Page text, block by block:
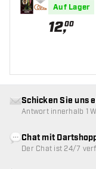
gs
Auf Lager
12,00
Schicken Sie uns
Antwort innerhalb 1
Chat mit
Der Chat ist 24/7